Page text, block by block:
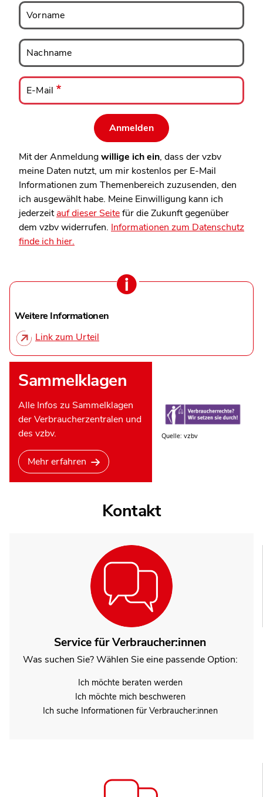
Vorname
Vorname
Nachname
Nachname
E-
Mail
E-Mail
Mit der Anmeldungwillige ich ein, dass der vzbv
meine Daten nutzt, um mir kostenlos per E-Mail
Informationen zum Themenbereich zuzusenden, den
ich ausgewählt habe. Meine Einwilligung kann ich
jederzeitauf dieser Seitefür die Zukunft gegenüber
dem vzbv widerrufen. Informationen zum Datenschutz
finde ich hier.
Weitere Informationen
Link zum Urteil
Sammelklagen
Alle Infos zu Sammelklagen
der Verbraucherzentralen und
des vzbv.
Mehr erfahren
Quelle: vzbv
Kontakt
Service für Verbraucher:innen
Was suchen Sie? Wählen Sie eine passende Option:
Ich möchte beraten werden
Ich möchte mich beschweren
Ich suche Informationen für Verbraucher:innen